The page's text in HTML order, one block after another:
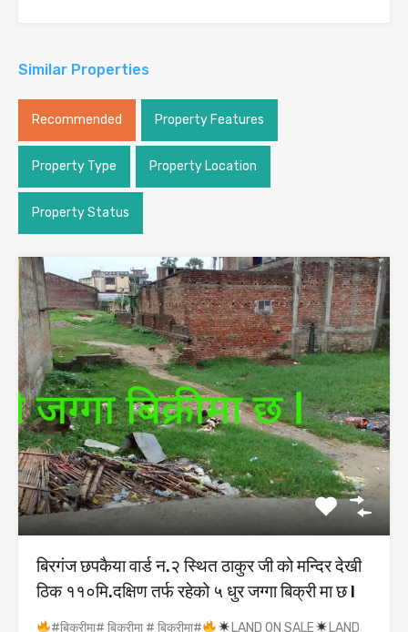
Similar Properties
Recommended Property Features
Property Type Property Location
Property Status
बिरगंज छपकैया वार्ड न.२ स्थित ठाकुर जी को मन्दिर देखी
ठिक ११०मि.दक्षिण तर्फ रहेको ५ धुर जग्गा बिक्री मा छ l
#बिक्रीमा# बिक्रीमा # बिक्रीमा# LAND ON SALE
LAND